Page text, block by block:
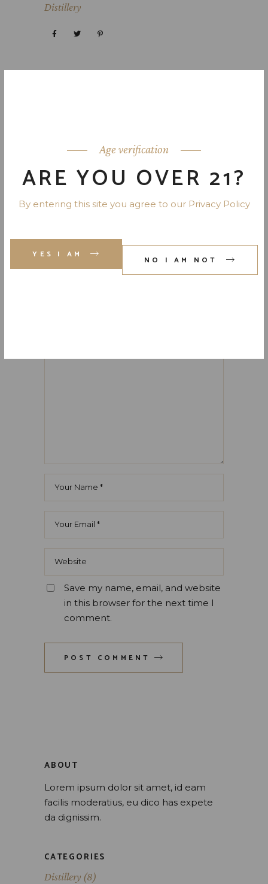
Age verification
ARE YOU OVER 21?
By entering this site you agree to our Privacy Policy
YES I AM
NO I AM NOT
Distillery
LEAVE A REPLY
Save my name, email, and website
in this browser for the next time I
comment.
POST COMMENT
ABOUT
Lorem ipsum dolor sit amet, id eam
facilis moderatius, eu dico has expete
da dignissim.
CATEGORIES
Distillery (8)